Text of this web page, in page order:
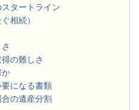
タートライン
相続）
の難しさ
か
になる書類
の遺産分割